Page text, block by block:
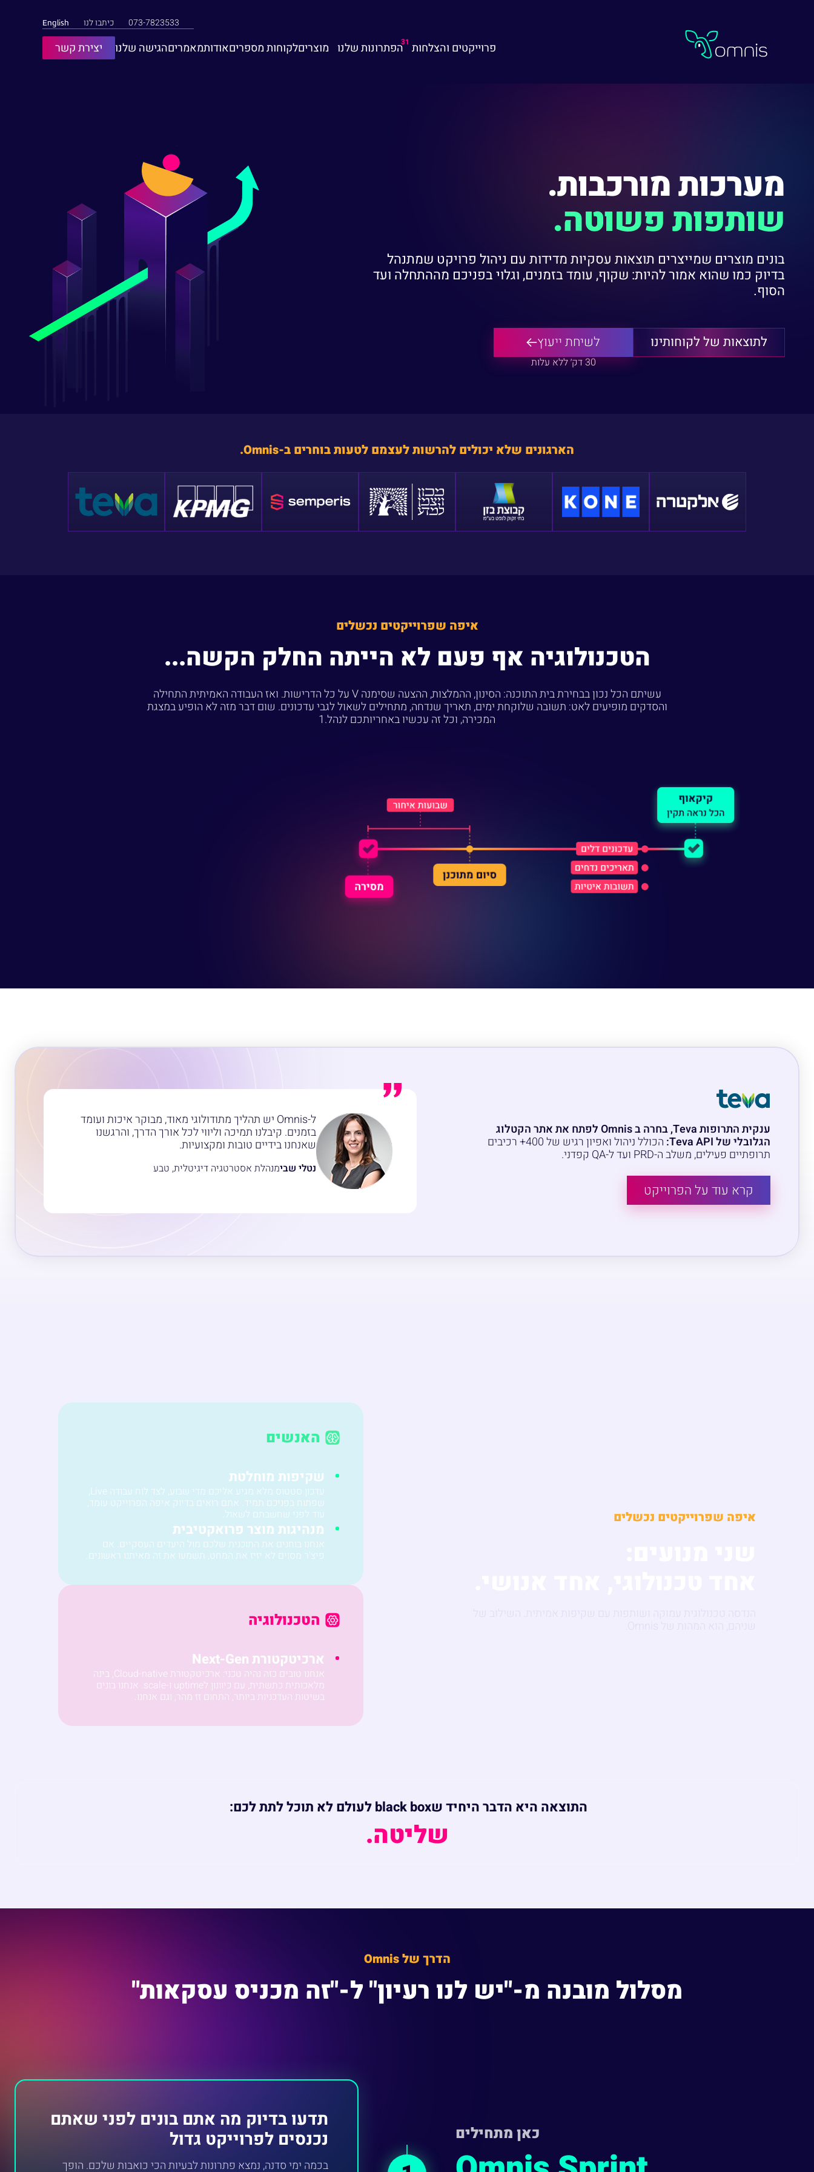
073-7823533 כיתבו לנו English
פרוייקטים והצלחות 31הפתרונות שלנו מוצריםלקוחות מספריםאודותמאמריםהגישה שלנו צרו קשר
מערכות מורכבות.
שותפות פשוטה.
בונים מוצרים שמייצרים תוצאות עסקיות מדידות עם ניהול פרויקט שמתנהל
בדיוק כמו שהוא אמור להיות: שקוף, עומד בזמנים, וגלוי בפניכם מההתחלה ועד
הסוף.
לתוצאות של לקוחותינו לשיחת ייעוץ
30 דק׳ ללא עלות
הארגונים שלא יכולים להרשות לעצמם לטעות בוחרים ב-Omnis.
איפה שפרוייקטים נכשלים
הטכנולוגיה אף פעם לא הייתה החלק הקשה...
עשיתם הכל נכון בבחירת בית התוכנה: הסינון, ההמלצות, ההצעה שסימנה V על כל הדרישות. ואז העבודה האמיתית התחילה
והסדקים מופיעים לאט: תשובה שלוקחת ימים, תאריך שנדחה, מתחילים לשאול לגבי עדכונים. שום דבר מזה לא הופיע במצגת
המכירה, וכל זה עכשיו באחריותכם לנהל.1
ל-Omnis יש תהליך מתודולוגי מאוד, מבוקר איכות ועומד
בזמנים. קיבלנו תמיכה וליווי לכל אורך הדרך, והרגשנו
שאנחנו בידיים טובות ומקצועיות.
נטלי שבימנהלת אסטרטגיה דיגיטלית, טבע
ענקית התרופות Teva, בחרה ב Omnis לפתח את אתר הקטלוג
הגלובלי של Teva API: הכולל ניהול ואפיון רגיש של 400+ רכיבים
תרופתיים פעילים, משלב ה-PRD ועד ל-QA קפדני.
קרא עוד על הפרוייקט
האנשים
שקיפות מוחלטת
עדכון סטטוס מלא מגיע אליכם מדי שבוע, לצד לוח עבודה Live,
שפתוח בפניכם תמיד. אתם רואים בדיוק איפה הפרוייקט עומד,
עוד לפני שחשבתם לשאול.
מנהיגות מוצר פרואקטיבית
אנחנו בוחנים את התוכנית שלכם מול היעדים העסקיים. אם
פיצ'ר מסוים לא יזיז את המחט, תשמעו את זה מאיתנו ראשונים.
הטכנולוגיה
ארכיטקטורת Next-Gen
אנחנו טובים כזה נהיה טכני: ארכיטקטורת Cloud-native, בינה
מלאכותית כתשתית, עם כיוונון לuptime ו-scale. אנחנו בונים
בשיטות העדכניות ביותר, התחום זז מהר, וגם אנחנו.
איפה שפרוייקטים נכשלים
התוצאה היא הדבר היחיד שblack box לעולם לא תוכל לתת לכם:
שליטה.
הדרך של Omnis
מסלול מובנה מ-"יש לנו רעיון" ל-"זה מכניס עסקאות"
כאן מתחילים
תדעו בדיוק מה אתם בונים לפני שאתם
נכנסים לפרוייקט גדול
בכמה ימי סדנה, נמצא פתרונות לבעיות הכי כואבות שלכם. הופך